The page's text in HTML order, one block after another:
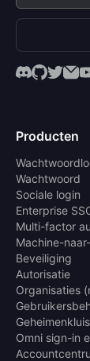
Producten
Wachtwoord
Sociale login
Enterprise
Multi-factor
Machine-
Beveiliging
Autorisatie
Organisaties
Geheimenkluis
Omni sign-in